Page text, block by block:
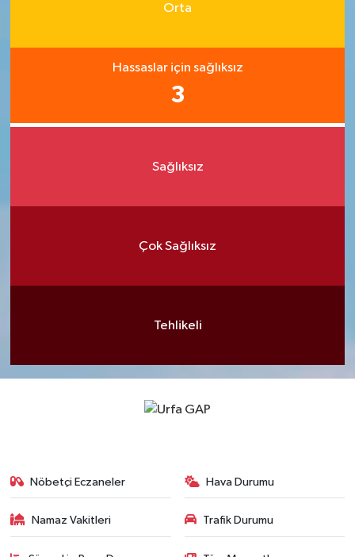
Orta
Hassaslar için sağlıksız
3
Sağlıksız
Çok Sağlıksız
Tehlikeli
Nöbetçi Eczaneler Hava Durumu
Namaz Vakitleri Trafik Durumu